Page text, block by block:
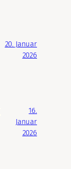
20. Januar
2026
16.
Januar
2026